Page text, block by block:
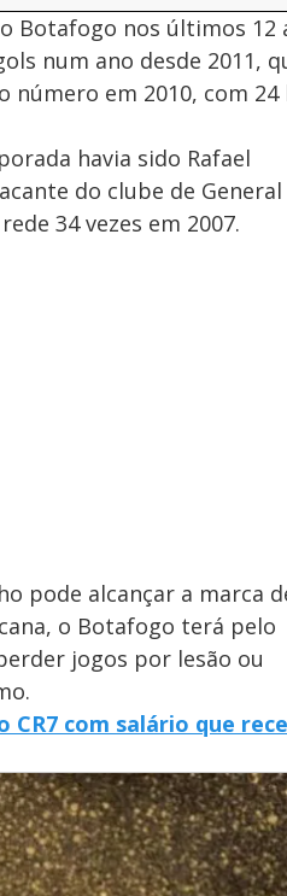
Botafogo nos últimos 12
num ano desde 2011,
número em 2010, com 24
havia sido Rafael
do clube de General
34 vezes em 2007.
pode alcançar a marca
o Botafogo terá pelo
jogos por lesão ou
com salário que